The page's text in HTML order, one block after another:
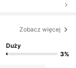
Zobacz więcej
Duży
3%